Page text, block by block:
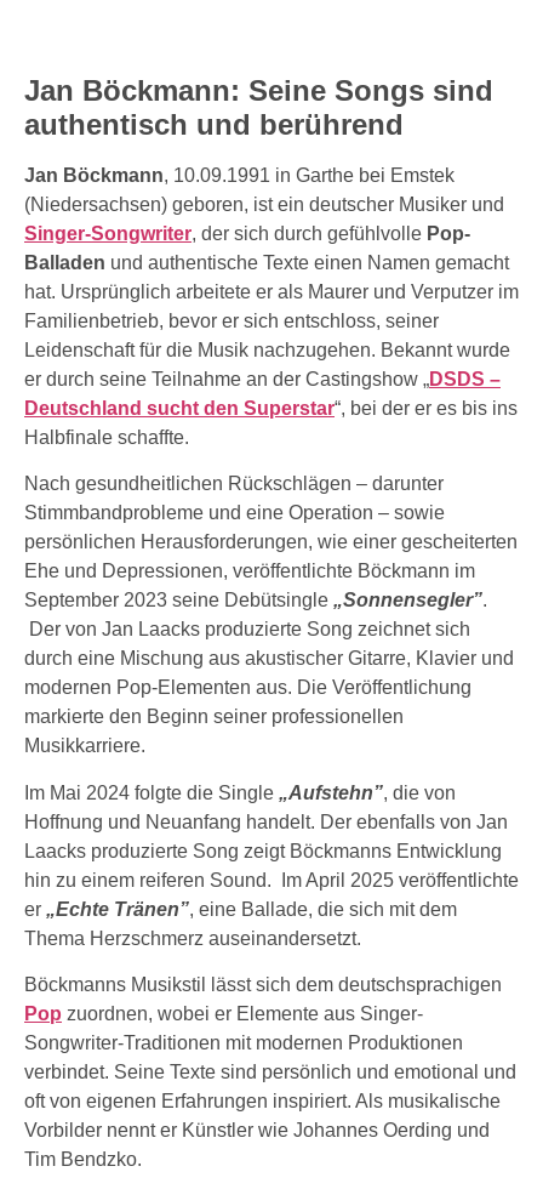
Jan Böckmann: Seine Songs sind
authentisch und berührend
Jan Böckmann, 10.09.1991 in Garthe bei Emstek
(Niedersachsen) geboren, ist ein deutscher Musiker und
Singer-Songwriter, der sich durch gefühlvolle Pop-
Balladen und authentische Texte einen Namen gemacht
hat. Ursprünglich arbeitete er als Maurer und Verputzer im
Familienbetrieb, bevor er sich entschloss, seiner
Leidenschaft für die Musik nachzugehen. Bekannt wurde
er durch seine Teilnahme an der Castingshow „DSDS –
Deutschland sucht den Superstar“, bei der er es bis ins
Halbfinale schaffte.
Nach gesundheitlichen Rückschlägen – darunter
Stimmbandprobleme und eine Operation – sowie
persönlichen Herausforderungen, wie einer gescheiterten
Ehe und Depressionen, veröffentlichte Böckmann im
September 2023 seine Debütsingle „Sonnensegler”.
Der von Jan Laacks produzierte Song zeichnet sich
durch eine Mischung aus akustischer Gitarre, Klavier und
modernen Pop-Elementen aus. Die Veröffentlichung
markierte den Beginn seiner professionellen
Musikkarriere.
Im Mai 2024 folgte die Single „Aufstehn”, die von
Hoffnung und Neuanfang handelt. Der ebenfalls von Jan
Laacks produzierte Song zeigt Böckmanns Entwicklung
hin zu einem reiferen Sound. Im April 2025 veröffentlichte
er „Echte Tränen”, eine Ballade, die sich mit dem
Thema Herzschmerz auseinandersetzt.
Böckmanns Musikstil lässt sich dem deutschsprachigen
Pop zuordnen, wobei er Elemente aus Singer-
Songwriter-Traditionen mit modernen Produktionen
verbindet. Seine Texte sind persönlich und emotional und
oft von eigenen Erfahrungen inspiriert. Als musikalische
Vorbilder nennt er Künstler wie Johannes Oerding und
Tim Bendzko.